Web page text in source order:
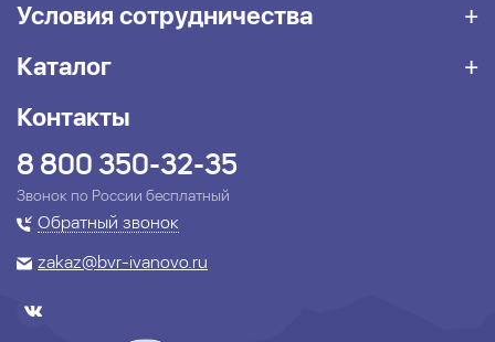
Условия сотрудничества
Каталог
Контакты
8 800 350-32-35
Звонок по России бесплатный
Обратный звонок
zakaz@bvr-ivanovo.ru